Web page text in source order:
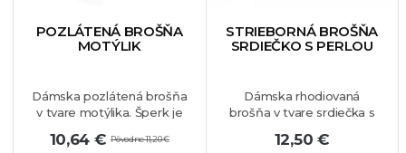
POZLÁTENÁ BROŠŇA
MOTÝLIK
Dámska pozlátená brošňa
v tvare motýlika. Šperk je
opálom, bielymi a
10,64 €Pôvodne 11,20 €
STRIEBORNÁ BROŠŇA
SRDIEČKO S PERLOU
Dámska rhodiovaná
brošňa v tvare srdiečka s
perlou. Romantický a
12,50 €